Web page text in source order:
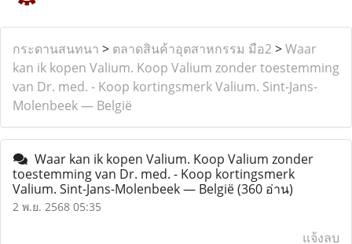
กระดานสนทนา > ตลาดสินค้าอุตสาหกรรม มือ2>Waar
kan ik kopen Valium. Koop Valium zonder toestemming
van Dr. med. - Koop kortingsmerk Valium. Sint-Jans-
Molenbeek — België
Waar kan ik kopen Valium. Koop Valium zonder
toestemming van Dr. med. - Koop kortingsmerk
Valium. Sint-Jans-Molenbeek — België(360 อ่าน)
2 พ.ย. 2568 05:35
แจ้งลบ